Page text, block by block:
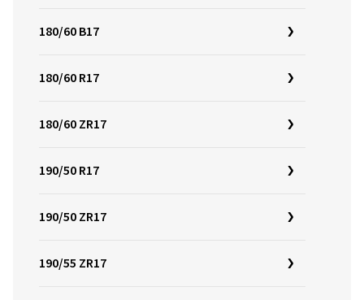
180/60 B17
180/60 R17
180/60 ZR17
190/50 R17
190/50 ZR17
190/55 ZR17